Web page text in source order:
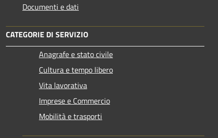
Documenti e dati
CATEGORIE DI SERVIZIO
Anagrafe e stato civile
Cultura e tempo libero
Vita lavorativa
Imprese e Commercio
Mobilità e trasporti